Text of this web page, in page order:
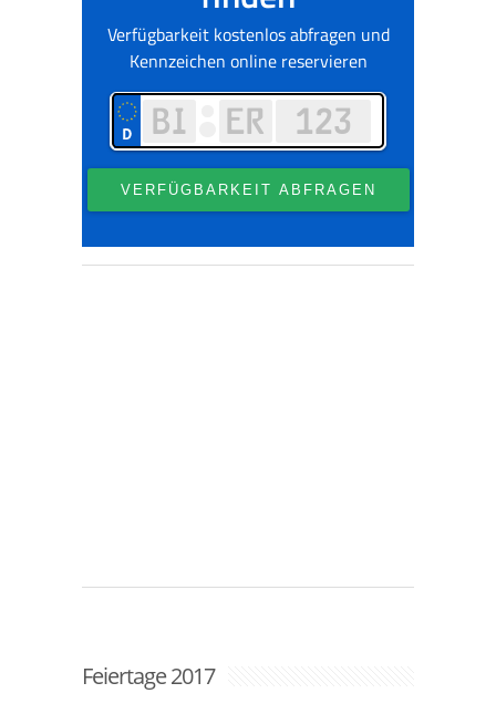
Feiertage 2017